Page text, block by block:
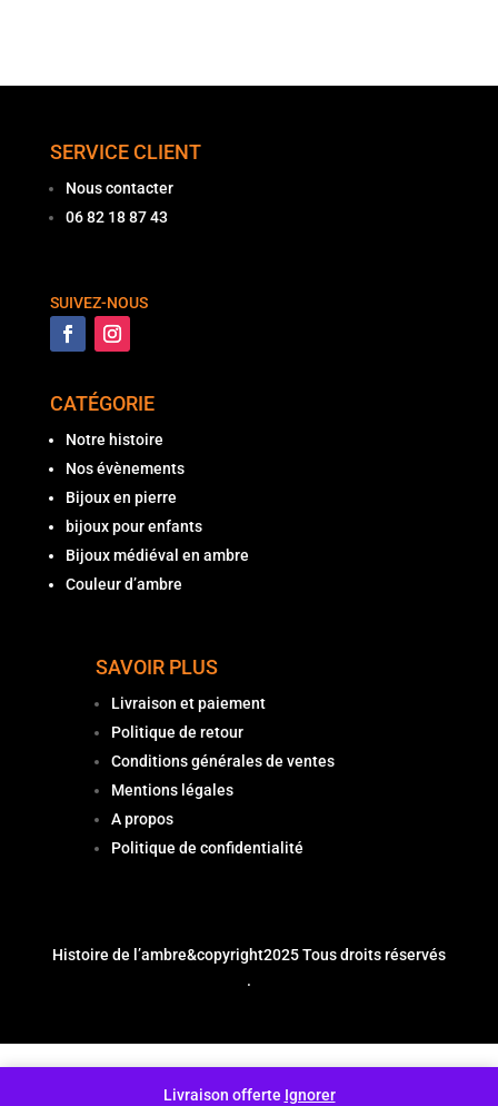
Livraison offerte Ignorer
SERVICE CLIENT
Nous contacter
06 82 18 87 43
SUIVEZ-NOUS
CATÉGORIE
Notre histoire
Nos évènements
Bijoux en pierre
bijoux pour enfants
Bijoux médiéval en ambre
Couleur d’ambre
SAVOIR PLUS
Livraison et paiement
Politique de retour
Conditions générales de ventes
Mentions légales
A propos
Politique de confidentialité
Histoire de l’ambre&copyright2025 Tous droits réservés
.